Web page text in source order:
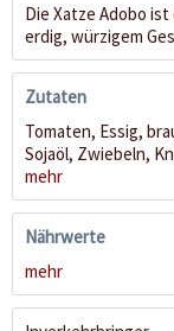
Die Xatze Adobo
erdig, würzigem
Zutaten
Tomaten, Essig,
Sojaöl, Zwiebeln,
mehr
Nährwerte
mehr